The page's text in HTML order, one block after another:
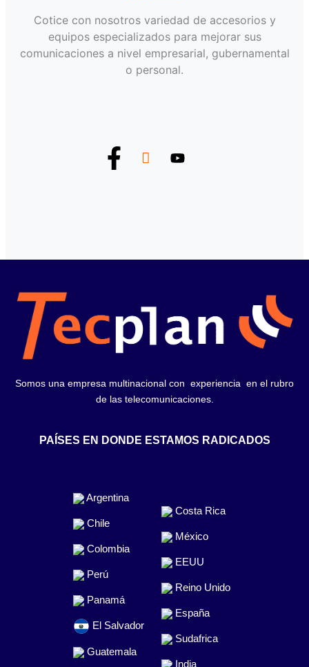
Cotice con nosotros variedad de accesorios y
equipos especializados para mejorar sus
comunicaciones a nivel empresarial, gubernamental
o personal.
Somos una empresa multinacional con experiencia en el rubro
de las telecomunicaciones.
PAÍSES EN DONDE ESTAMOS RADICADOS
Argentina
Chile
Colombia
Perú
Panamá
El Salvador
Guatemala
Costa Rica
México
EEUU
Reino Unido
España
Sudafrica
India